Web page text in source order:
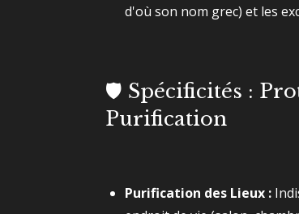
d'où son nom grec) et les
🛡️ Spécificités :
Purification
Purification des Lieux :